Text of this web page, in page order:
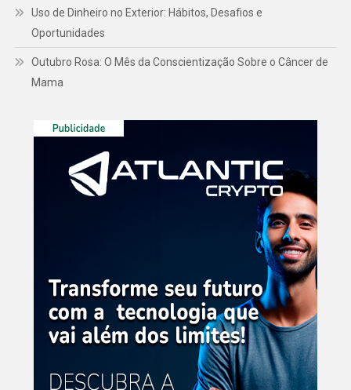
Uso de Dinheiro no Exterior: Hábitos, Desafios e
Oportunidades
Outubro Rosa: O Mês da Conscientização Sobre o Câncer de
Mama